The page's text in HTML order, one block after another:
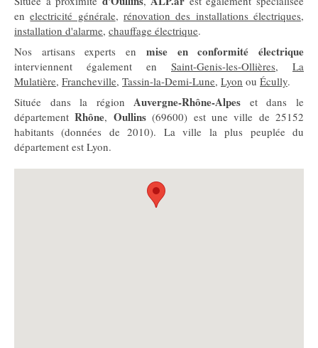
enelectricité générale,rénovation des installations électriques,
installation d'alarme, chauffage électrique.
Nos artisans experts en mise en conformité électrique
interviennent également en Saint-Genis-les-Ollières, La
Mulatière, Francheville, Tassin-la-Demi-Lune, Lyon ou Écully.
Située dans la régionAuvergne-Rhône-Alpes et dans le
départementRhône, Oullins(69600) est une ville de 25152
habitants (données de 2010). La ville la plus peuplée du
département est Lyon.